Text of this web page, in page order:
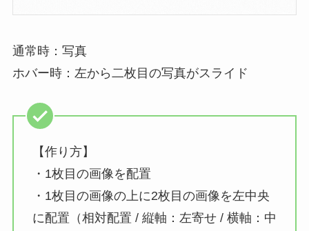
通常時：写真
ホバー時：左から二枚目の写真がスライド
【作り方】
・1枚目の画像を配置
・1枚目の画像の上に2枚目の画像を左中央
に配置（相対配置 / 縦軸：左寄せ / 横軸：中